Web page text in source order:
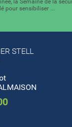
la Semaine de la
pour sensibiliser ...
STELL